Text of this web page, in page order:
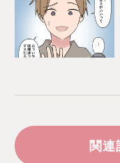
関連